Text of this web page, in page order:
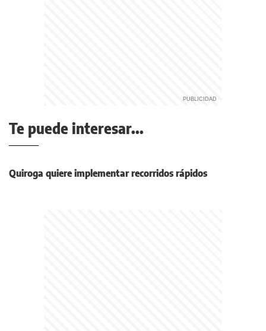
Te puede interesar...
Quiroga quiere implementar recorridos rápidos